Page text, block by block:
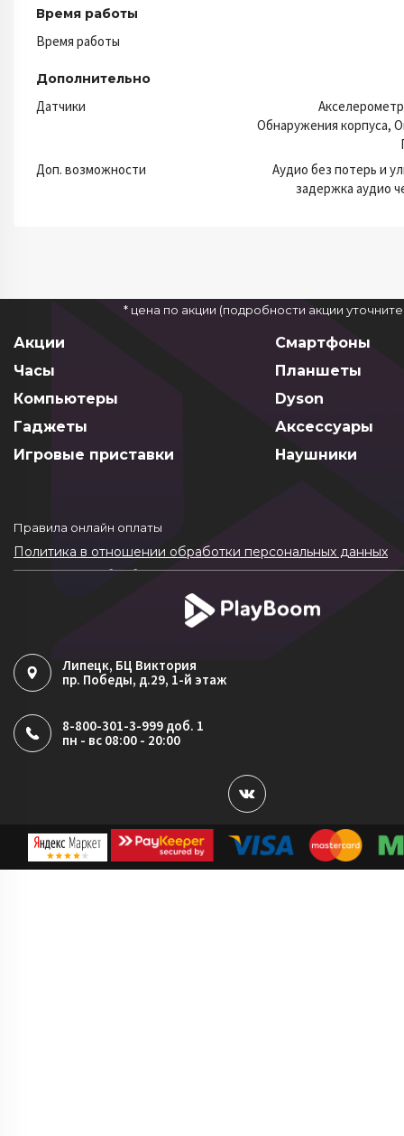
Время работы
Время работы
Дополнительно
Датчики
Обнаружения корпуса,
Доп. возможности
Аудио без потерь и
задержка аудио
* цена по акции (подробности акции
Акции
Смартфоны
Часы
Планшеты
Компьютеры
Dyson
Гаджеты
Аксессуары
Игровые приставки
Наушники
Правила онлайн оплаты
Политика в отношении обработки персональных данных
Согласие на обработку ПДн
Политика обработки файлов cookie
Липецк, БЦ Виктория
пр. Победы, д.29, 1-й этаж
8-800-301-3-999 доб. 1
пн - вс 08:00 - 20:00